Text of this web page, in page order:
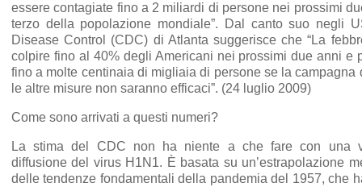
essere contagiate fino a 2 miliardi di persone nei prossimi
terzo della popolazione mondiale”. Dal canto suo negli
Disease Control (CDC) di Atlanta suggerisce che “La
colpire fino al 40% degli Americani nei prossimi due anni e
fino a molte centinaia di migliaia di persone se la campagna
le altre misure non saranno efficaci”. (24 luglio 2009)
Come sono arrivati a questi numeri?
La stima del CDC non ha niente a che fare con una
diffusione del virus H1N1. È basata su un’estrapolazione
delle tendenze fondamentali della pandemia del 1957, che